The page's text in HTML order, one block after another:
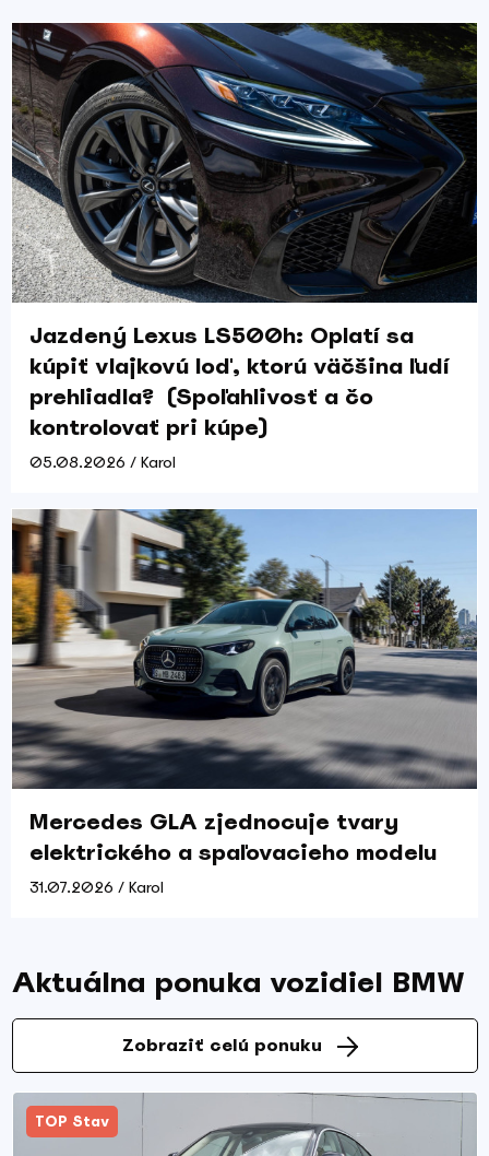
Jazdený Lexus LS500h: Oplatí sa
kúpiť vlajkovú loď, ktorú väčšina ľudí
prehliadla? (Spoľahlivosť a čo
kontrolovať pri kúpe)
05.08.2026 / Karol
Mercedes GLA zjednocuje tvary
elektrického a spaľovacieho modelu
31.07.2026 / Karol
Aktuálna ponuka vozidiel BMW
Zobraziť celú ponuku
TOP Stav